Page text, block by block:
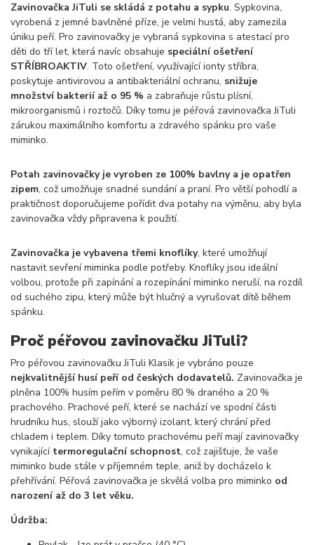
Zavinovačka JiTuli se skládá z potahu a sypku. Sypkovina,
vyrobená z jemné bavlněné příze, je velmi hustá, aby zamezila
úniku peří. Pro zavinovačky je vybraná sypkovina s atestací pro
děti do tří let, která navíc obsahuje speciální ošetření
STŘÍBROAKTIV. Toto ošetření, využívající ionty stříbra,
poskytuje antivirovou a antibakteriální ochranu, snižuje
množství bakterií až o 95 % a zabraňuje růstu plísní,
mikroorganismů i roztočů. Díky tomu je péřová zavinovačka JiTuli
zárukou maximálního komfortu a zdravého spánku pro vaše
miminko.
Potah zavinovačky je vyroben ze 100% bavlny a je opatřen
zipem, což umožňuje snadné sundání a praní. Pro větší pohodlí a
praktičnost doporučujeme pořídit dva potahy na výměnu, aby byla
zavinovačka vždy připravena k použití.
Zavinovačka je vybavena třemi knoflíky, které umožňují
nastavit sevření miminka podle potřeby. Knoflíky jsou ideální
volbou, protože při zapínání a rozepínání miminko neruší, na rozdíl
od suchého zipu, který může být hlučný a vyrušovat dítě během
spánku.
Proč péřovou zavinovačku JiTuli?
Pro péřovou zavinovačku JiTuli Klasik je vybráno pouze
nejkvalitnější husí peří od českých dodavatelů. Zavinovačka je
plněna 100% husím peřím v poměru 80 % draného a 20 %
prachového. Prachové peří, které se nachází ve spodní části
hrudníku hus, slouží jako výborný izolant, který chrání před
chladem i teplem. Díky tomuto prachovému peří mají zavinovačky
vynikající termoregulační schopnost, což zajišťuje, že vaše
miminko bude stále v příjemném teple, aniž by docházelo k
přehřívání. Péřová zavinovačka je skvělá volba pro miminko od
narození až do 3 let věku.
Údržba: